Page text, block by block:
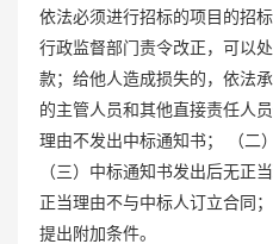
依法必须进行招标的项目的招
行政监督部门责令改正，可以
款；给他人造成损失的，依法
的主管人员和其他直接责任人
理由不发出中标通知书； （二
（三）中标通知书发出后无正
正当理由不与中标人订立合同
提出附加条件。